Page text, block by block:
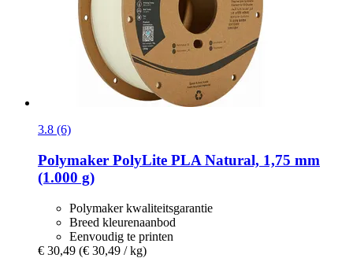
3.8 (6)
Polymaker PolyLite PLA Natural, 1,75 mm
(1.000 g)
Polymaker kwaliteitsgarantie
Breed kleurenaanbod
Eenvoudig te printen
€ 30,49 (€ 30,49 / kg)